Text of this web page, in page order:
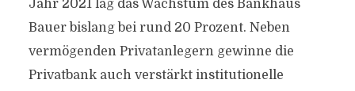
Jahr 2021 lag das Wachstum des Bankhaus
Bauer bislang bei rund 20 Prozent. Neben
vermögenden Privatanlegern gewinne die
Privatbank auch verstärkt institutionelle